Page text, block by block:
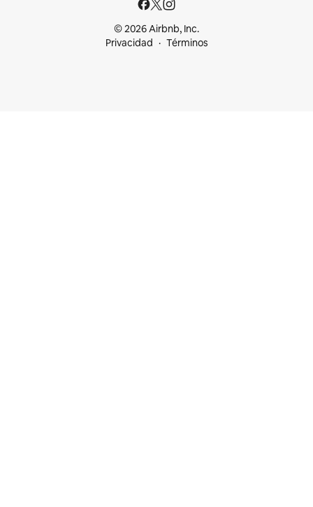
© 2026 Airbnb, Inc.
Privacidad
Términos